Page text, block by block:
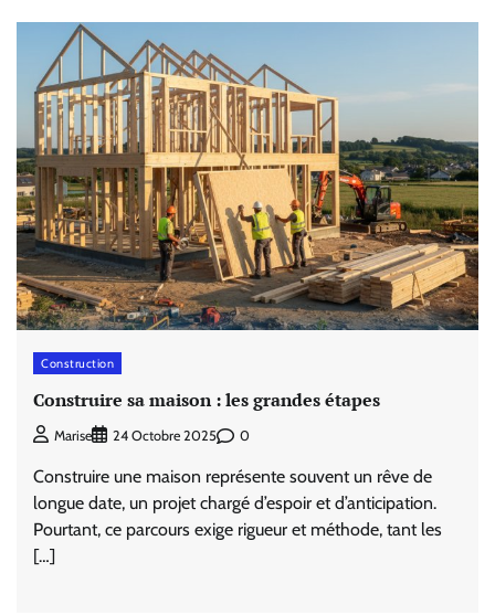
Construction
Construire sa maison : les grandes étapes
Marise 24 Octobre 2025 0
Construire une maison représente souvent un rêve de
longue date, un projet chargé d’espoir et d’anticipation.
Pourtant, ce parcours exige rigueur et méthode, tant les
[…]